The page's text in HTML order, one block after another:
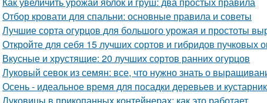
Отбор кровати для спальни: основные правила и советы
Лучшие сорта огурцов для большого урожая и простоты
Откройте для себя 15 лучших сортов и гибридов пучковых
Вкусные и хрустящие: 20 лучших сортов ранних огурцов
Луковый севок из семян: все, что нужно знать о
Осень - идеальное время для посадки деревьев и